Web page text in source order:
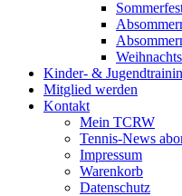
Kinder- &
Mitglied werden
Kontakt
Mein TCRW
Tennis-News
Impressum
Warenkorb
Datenschutz